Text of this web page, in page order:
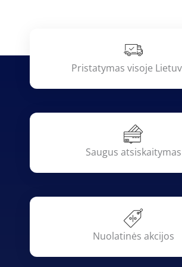
Pristatymas visoje
Saugus atsiskaitymas
Nuolatinės akcijos